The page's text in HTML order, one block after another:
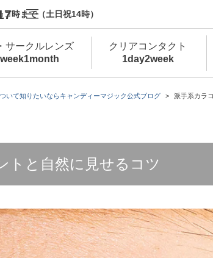
時まで（土日祝14時）
いて知りたいならキャンディーマジック公式ブログ 派手系カラ
トと自然に見せるコツ
ゴ
サークルレンズ
1month
クリアコンタクト
1day2week
新商品